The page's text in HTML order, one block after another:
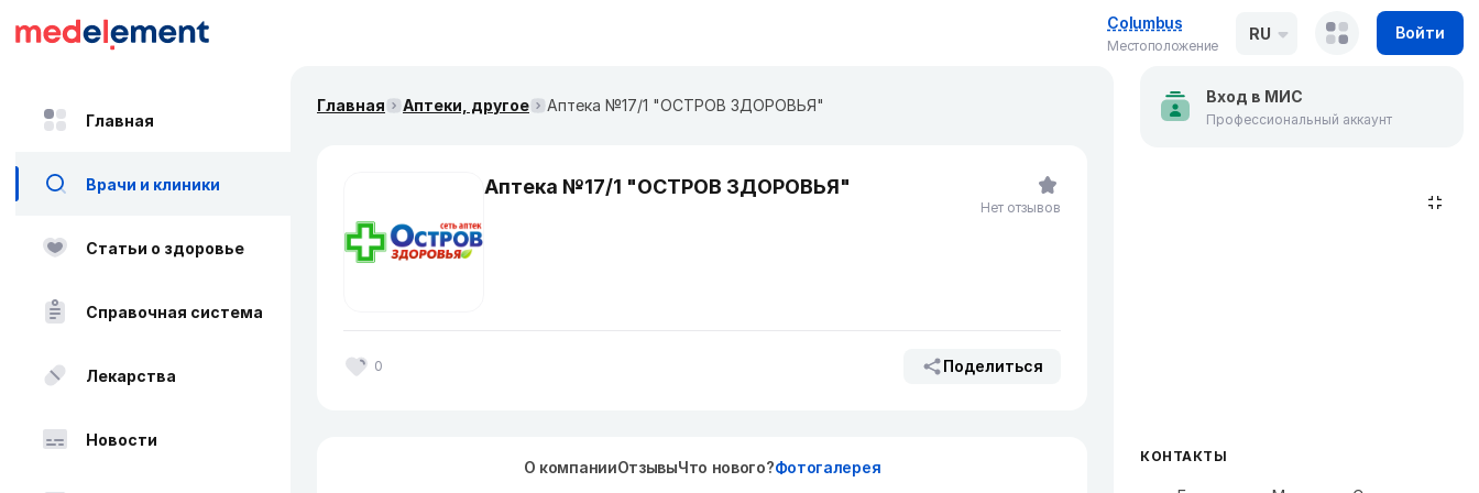
Columbus
Местоположение
RU Войти
Главная
Врачи и клиники
Статьи о здоровье
Справочная система
Лекарства
Новости
Главная Аптеки, другое Аптека №17/1 "ОСТРОВ ЗДОРОВЬЯ"
Аптека №17/1 "ОСТРОВ ЗДОРОВЬЯ"
0 Поделиться
Нет отзывов
О компанииОтзывыЧто нового?Фотогалерея
Вход в МИС
Профессиональный аккаунт
КОНТАКТЫ